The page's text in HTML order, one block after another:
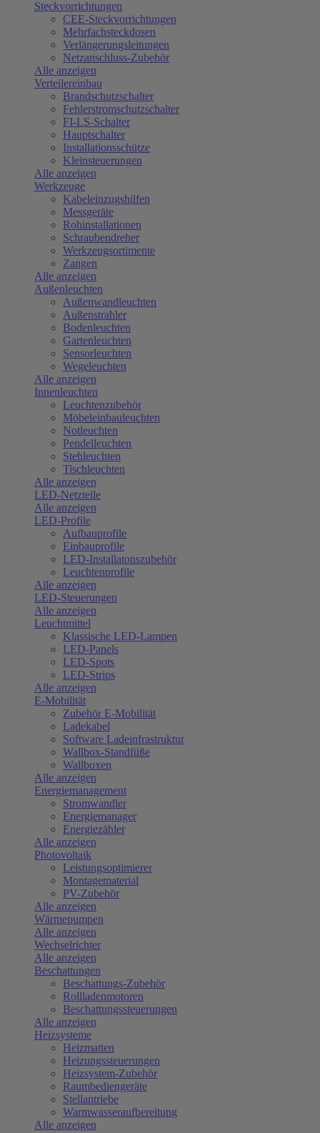
Steckvorrichtungen
CEE-Steckvorrichtungen
Mehrfachsteckdosen
Verlängerungsleitungen
Netzanschluss-Zubehör
Alle anzeigen
Verteilereinbau
Brandschutzschalter
Fehlerstromschutzschalter
FI-LS-Schalter
Hauptschalter
Installationsschütze
Kleinsteuerungen
Alle anzeigen
Werkzeuge
Kabeleinzugshilfen
Messgeräte
Rohinstallationen
Schraubendreher
Werkzeugsortimente
Zangen
Alle anzeigen
Außenleuchten
Außenwandleuchten
Außenstrahler
Bodenleuchten
Gartenleuchten
Sensorleuchten
Wegeleuchten
Alle anzeigen
Innenleuchten
Leuchtenzubehör
Möbeleinbauleuchten
Notleuchten
Pendelleuchten
Stehleuchten
Tischleuchten
Alle anzeigen
LED-Netzteile
Alle anzeigen
LED-Profile
Aufbauprofile
Einbauprofile
LED-Installatonszubehör
Leuchtenprofile
Alle anzeigen
LED-Steuerungen
Alle anzeigen
Leuchtmittel
Klassische LED-Lampen
LED-Panels
LED-Spots
LED-Strips
Alle anzeigen
E-Mobilität
Zubehör E-Mobilität
Ladekabel
Software Ladeinfrastruktur
Wallbox-Standfüße
Wallboxen
Alle anzeigen
Energiemanagement
Stromwandler
Energiemanager
Energiezähler
Alle anzeigen
Photovoltaik
Leistungsoptimierer
Montagematerial
PV-Zubehör
Alle anzeigen
Wärmepumpen
Alle anzeigen
Wechselrichter
Alle anzeigen
Beschattungen
Beschattungs-Zubehör
Rollladenmotoren
Beschattungssteuerungen
Alle anzeigen
Heizsysteme
Heizmatten
Heizungssteuerungen
Heizsystem-Zubehör
Raumbediengeräte
Stellantriebe
Warmwasseraufbereitung
Alle anzeigen